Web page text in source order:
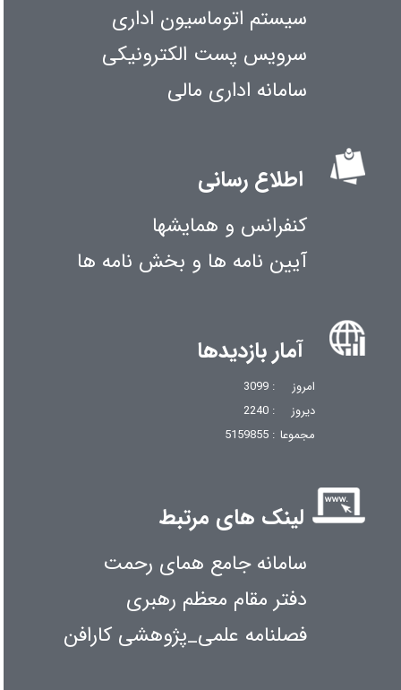
سیستم اتوماسیون اداری
سرویس پست الکترونیکی
سامانه اداری مالی
اطلاع رسانی
کنفرانس و همایشها
آیین نامه ها و بخش نامه ها
آمار بازدیدها
امروز
: 3099
دیروز
: 2240
مجموعا : 5159855
لینک های مرتبط
سامانه جامع همای رحمت
دفتر مقام معظم رهبری
فصلنامه علمی_پژوهشی کارافن